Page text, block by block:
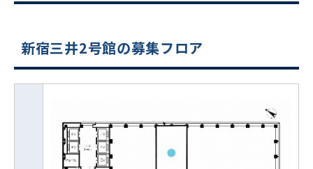
新宿三井2号館の募集フロア